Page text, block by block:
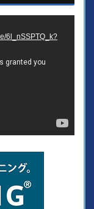
6l_nSSPTQ_k?